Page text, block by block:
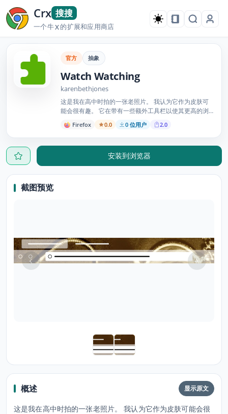
Crx 搜搜
一个牛X的扩展和应用商店
官方 抽象
Watch Watching
karenbethjones
这是我在高中时拍的一张老照片。 我认为它作为皮肤可
能会很有趣。 它在带有一些额外工具栏以使其更高的浏
览器上看起来最好。
Firefox 0.0 0 位用户 2.0
安装到浏览器
截图预览
概述 显示原文
这是我在高中时拍的一张老照片。 我认为它作为皮肤可能会很